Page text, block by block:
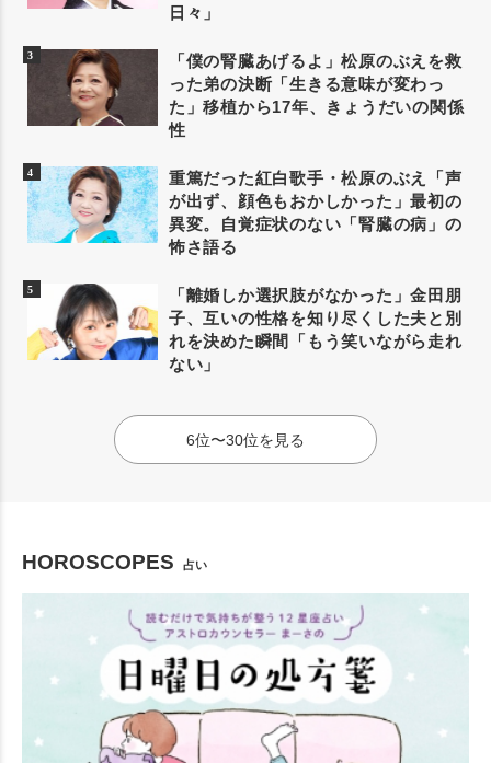
日々」
「僕の腎臓あげるよ」松原のぶえを救
った弟の決断「生きる意味が変わっ
た」移植から17年、きょうだいの関係
性
重篤だった紅白歌手・松原のぶえ「声
が出ず、顔色もおかしかった」最初の
異変。自覚症状のない「腎臓の病」の
怖さ語る
「離婚しか選択肢がなかった」金田朋
子、互いの性格を知り尽くした夫と別
れを決めた瞬間「もう笑いながら走れ
ない」
6位〜30位を見る
HOROSCOPES 占い